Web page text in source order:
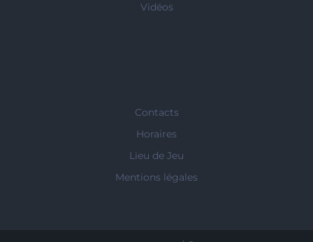
Vidéos
Contacts
Horaires
Lieu de Jeu
Mentions légales